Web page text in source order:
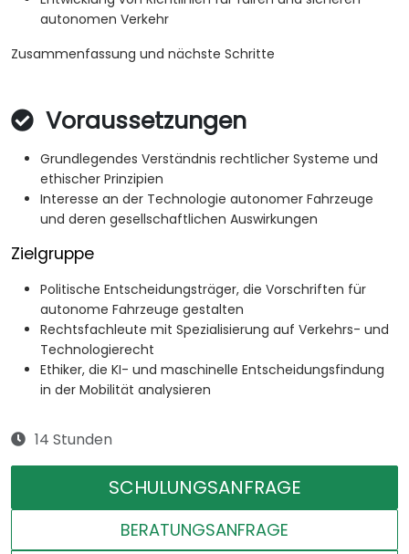
autonomen Verkehr
Zusammenfassung und nächste Schritte
Voraussetzungen
Grundlegendes Verständnis rechtlicher Systeme und
ethischer Prinzipien
Interesse an der Technologie autonomer Fahrzeuge
und deren gesellschaftlichen Auswirkungen
Zielgruppe
Politische Entscheidungsträger, die Vorschriften für
autonome Fahrzeuge gestalten
Rechtsfachleute mit Spezialisierung auf Verkehrs- und
Technologierecht
Ethiker, die KI- und maschinelle Entscheidungsfindung
in der Mobilität analysieren
14 Stunden
SCHULUNGSANFRAGE
BERATUNGSANFRAGE